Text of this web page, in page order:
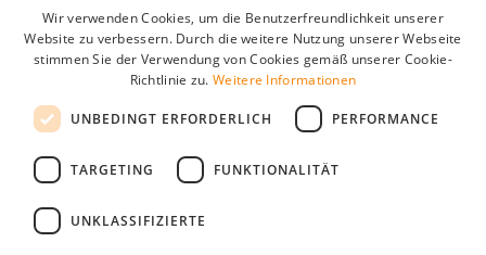
E-Mail*
Passwort
Angemeldet bleiben
Passwort vergessen?
Kostenloses Unternehmensprofil
Wenn Sie sich registriert haben, können Sie ein Unternehmensprofil
Wir verwenden Cookies, um die Benutzerfreundlichkeit unserer
Website zu verbessern. Durch die weitere Nutzung unserer Webseite
stimmen Sie der Verwendung von Cookies gemäß unserer Cookie-
Richtlinie zu. Weitere Informationen
UNBEDINGT ERFORDERLICH PERFORMANCE
TARGETING FUNKTIONALITÄT
UNKLASSIFIZIERTE